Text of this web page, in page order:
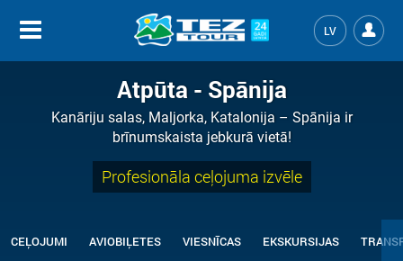
LV
Atpūta - Spānija
Kanāriju salas, Maljorka, Katalonija – Spānija ir
brīnumskaista jebkurā vietā!
Profesionāla ceļojuma izvēle
CEĻOJUMI AVIOBIĻETES VIESNĪCAS EKSKURSIJAS